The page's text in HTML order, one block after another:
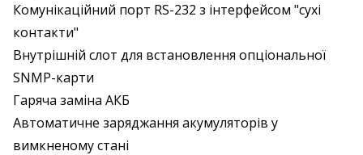
Комунікаційний порт RS-232 з інтерфейсом "сухі
контакти"
Внутрішній слот для встановлення опціональної
SNMP-карти
Гаряча заміна АКБ
Автоматичне заряджання акумуляторів у
вимкненому стані